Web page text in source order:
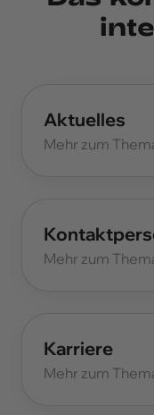
Aktuelles
Mehr zum
Mehr zum
Karriere
Mehr zum